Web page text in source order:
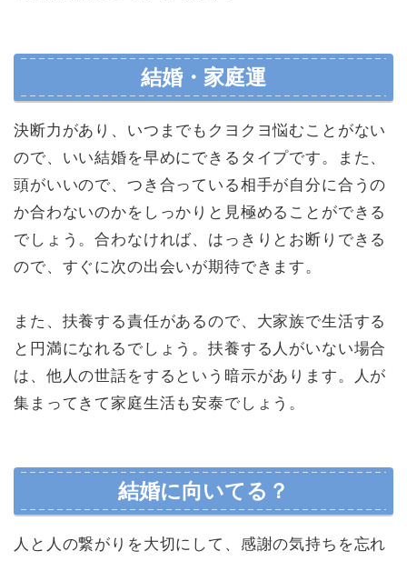
結婚・家庭運
決断力があり、いつまでもクヨクヨ悩むことがない
ので、いい結婚を早めにできるタイプです。また、
頭がいいので、つき合っている相手が自分に合うの
か合わないのかをしっかりと見極めることができる
でしょう。合わなければ、はっきりとお断りできる
ので、すぐに次の出会いが期待できます。
また、扶養する責任があるので、大家族で生活する
と円満になれるでしょう。扶養する人がいない場合
は、他人の世話をするという暗示があります。人が
集まってきて家庭生活も安泰でしょう。
結婚に向いてる？
人と人の繋がりを大切にして、感謝の気持ちを忘れ